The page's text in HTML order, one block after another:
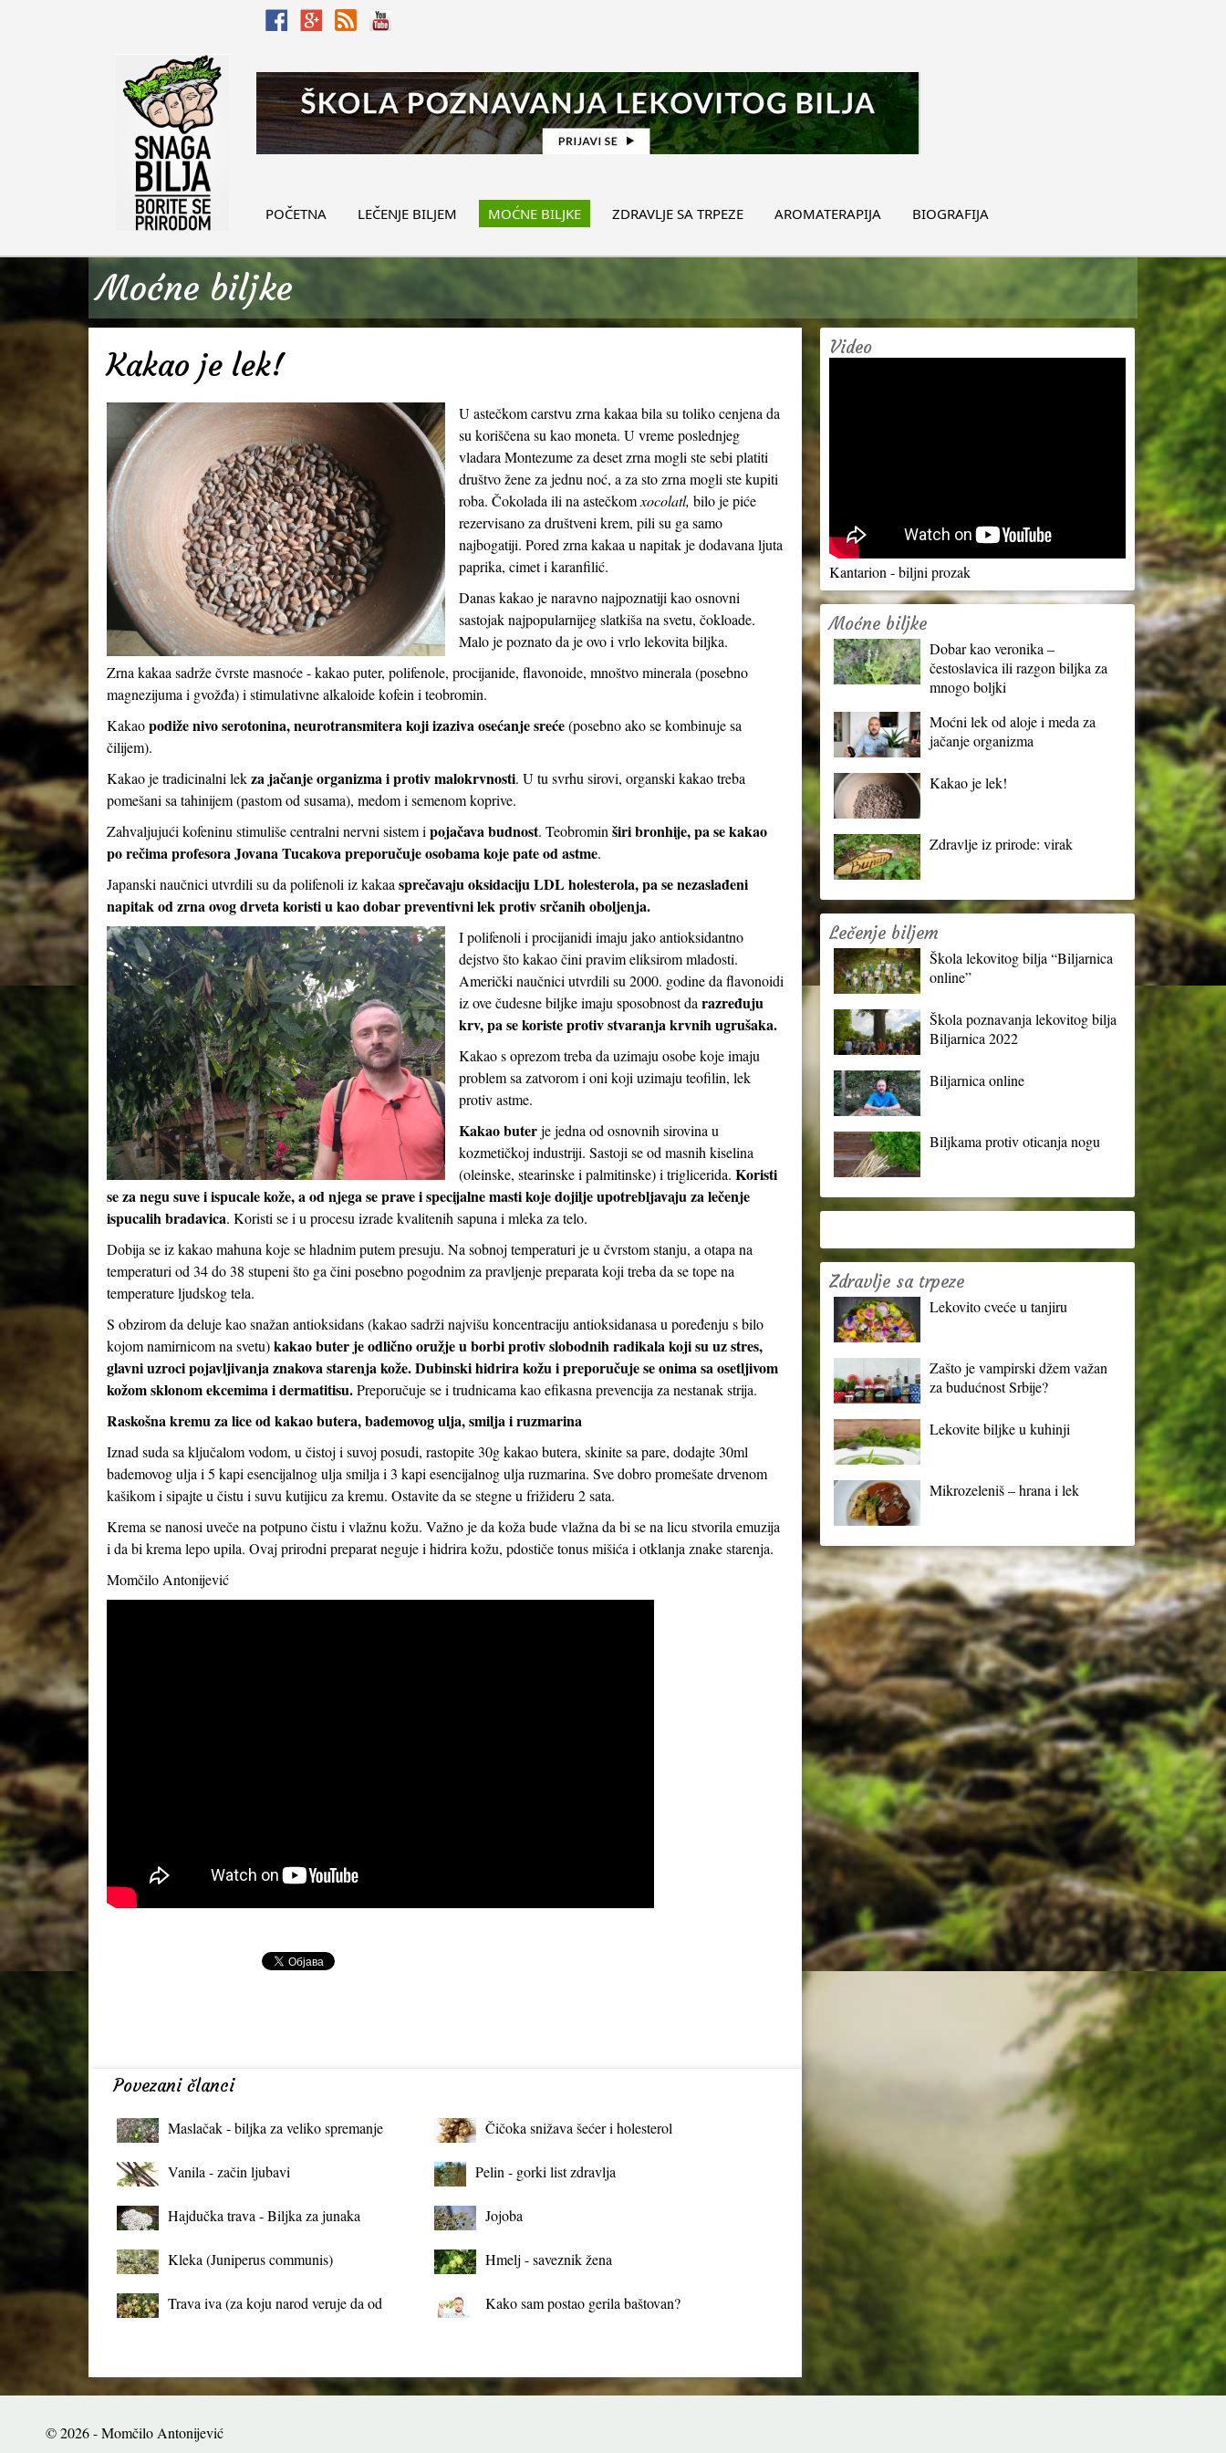
POČETNA LEČENJE BILJEM MOĆNE BILJKE ZDRAVLJE SA TRPEZE AROMATERAPIJA BIOGRAFIJA
Moćne biljke
Kakao je lek!
U astečkom carstvu zrna kakaa bila su toliko cenjena da
su koriščena su kao moneta. U vreme poslednjeg
vladara Montezume za deset zrna mogli ste sebi platiti
društvo žene za jednu noć, a za sto zrna mogli ste kupiti
roba. Čokolada ili na astečkomxocolatl, bilo je piće
rezervisano za društveni krem, pili su ga samo
najbogatiji. Pored zrna kakaa u napitak je dodavana ljuta
paprika, cimet i karanfilić.
Danas kakao je naravno najpoznatiji kao osnovni
sastojak najpopularnijeg slatkiša na svetu, čokloade.
Malo je poznato da je ovo i vrlo lekovita biljka.
Zrna kakaa sadrže čvrste masnoće - kakao puter, polifenole, procijanide, flavonoide, mnoštvo minerala (posebno
magnezijuma i gvožđa) i stimulativne alkaloide kofein i teobromin.
Kakaopodiže nivo serotonina, neurotransmitera koji izaziva osećanje sreće(posebno ako se kombinuje sa
čilijem).
Kakao je tradicinalni lekza jačanje organizma i protiv malokrvnosti. U tu svrhu sirovi, organski kakao treba
pomešani sa tahinijem (pastom od susama), medom i semenom koprive.
Zahvaljujući kofeninu stimuliše centralni nervni sistem i pojačava budnost. Teobromin širi bronhije, pa se kakao
po rečima profesora Jovana Tucakova preporučuje osobama koje pate od astme.
Japanski naučnici utvrdili su da polifenoli iz kakaa sprečavaju oksidaciju LDL holesterola, pa se nezaslađeni
napitak od zrna ovog drveta koristi u kao dobar preventivni lek protiv srčanih oboljenja.
I polifenoli i procijanidi imaju jako antioksidantno
dejstvo što kakao čini pravim eliksirom mladosti.
Američki naučnici utvrdili su 2000. godine da flavonoidi
iz ove čudesne biljke imaju sposobnost da razređuju
krv, pa se koriste protiv stvaranja krvnih ugrušaka.
Kakao s oprezom treba da uzimaju osobe koje imaju
problem sa zatvorom i oni koji uzimaju teofilin, lek
protiv astme.
Kakao buterje jedna od osnovnih sirovina u
kozmetičkoj industriji. Sastoji se od masnih kiselina
(oleinske, stearinske i palmitinske) i triglicerida. Koristi
se za negu suve i ispucale kože, a od njega se prave i specijalne masti koje dojilje upotrebljavaju za lečenje
ispucalih bradavica. Koristi se i u procesu izrade kvalitenih sapuna i mleka za telo.
Dobija se iz kakao mahuna koje se hladnim putem presuju. Na sobnoj temperaturi je u čvrstom stanju, a otapa na
temperaturi od 34 do 38 stupeni što ga čini posebno pogodnim za pravljenje preparata koji treba da se tope na
temperature ljudskog tela.
S obzirom da deluje kao snažan antioksidans (kakao sadrži najvišu koncentraciju antioksidanasa u poređenju s bilo
kojom namirnicom na svetu)kakao buter je odlično oružje u borbi protiv slobodnih radikala koji su uz stres,
glavni uzroci pojavljivanja znakova starenja kože. Dubinski hidrira kožu i preporučuje se onima sa osetljivom
kožom sklonom ekcemima i dermatitisu.Preporučuje se i trudnicama kao efikasna prevencija za nestanak strija.
Raskošna kremu za lice od kakao butera, bademovog ulja, smilja i ruzmarina
Iznad suda sa ključalom vodom, u čistoj i suvoj posudi, rastopite 30g kakao butera, skinite sa pare, dodajte 30ml
bademovog ulja i 5 kapi esencijalnog ulja smilja i 3 kapi esencijalnog ulja ruzmarina. Sve dobro promešate drvenom
kašikom i sipajte u čistu i suvu kutijicu za kremu. Ostavite da se stegne u frižideru 2 sata.
Krema se nanosi uveče na potpuno čistu i vlažnu kožu. Važno je da koža bude vlažna da bi se na licu stvorila emuzija
i da bi krema lepo upila. Ovaj prirodni preparat neguje i hidrira kožu, pdostiče tonus mišića i otklanja znake starenja.
Momčilo Antonijević
Povezani članci
Maslačak - biljka za veliko spremanje
Čičoka snižava šećer i holesterol
Vanila - začin ljubavi Pelin - gorki list zdravlja
Hajdučka trava - Biljka za junaka Jojoba
Kleka (Juniperus communis) Hmelj - saveznik žena
Trava iva (za koju narod veruje da od
Kako sam postao gerila baštovan?
Video
Kantarion - biljni prozak
Moćne biljke
Dobar kao veronika –
čestoslavica ili razgon biljka za
mnogo boljki
Moćni lek od aloje i meda za
jačanje organizma
Kakao je lek!
Zdravlje iz prirode: virak
Lečenje biljem
Škola lekovitog bilja “Biljarnica
online”
Škola poznavanja lekovitog bilja
Biljarnica 2022
Biljarnica online
Biljkama protiv oticanja nogu
Zdravlje sa trpeze
Lekovito cveće u tanjiru
Zašto je vampirski džem važan
za budućnost Srbije?
Lekovite biljke u kuhinji
Mikrozeleniš – hrana i lek
© 2026 - Momčilo Antonijević